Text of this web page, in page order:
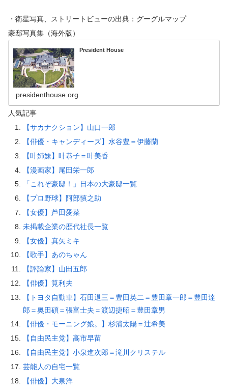
・衛星写真、ストリートビューの出典：グーグルマップ
豪邸写真集（海外版）
President House
presidenthouse.org
人気記事
【サカナクション】山口一郎
【俳優・キャンディーズ】水谷豊＝伊藤蘭
【叶姉妹】叶恭子＝叶美香
【漫画家】尾田栄一郎
「これぞ豪邸！」日本の大豪邸一覧
【プロ野球】阿部慎之助
【女優】芦田愛菜
未掲載企業の歴代社長一覧
【女優】真矢ミキ
【歌手】あのちゃん
【評論家】山田五郎
【俳優】筧利夫
【トヨタ自動車】石田退三＝豊田英二＝豊田章一郎＝豊田達
郎＝奥田碩＝張富士夫＝渡辺捷昭＝豊田章男
【俳優・モーニング娘。】杉浦太陽＝辻希美
【自由民主党】高市早苗
【自由民主党】小泉進次郎＝滝川クリステル
芸能人の自宅一覧
【俳優】大泉洋